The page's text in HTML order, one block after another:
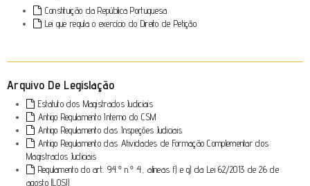
Constituição da República Portuguesa
Lei que regula o exercício do Direito de Petição
Arquivo De Legislação
Estatuto dos Magistrados Judiciais
Antigo Regulamento Interno do CSM
Antigo Regulamento das Inspeções Judiciais
Antigo Regulamento das Atividades de Formação Complementar dos
Magistrados Judiciais
Regulamento do art. 94.º n.º 4, alíneas f) e g) da Lei 62/2013 de 26 de
agosto (LOSJ)